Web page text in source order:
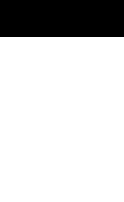
springen